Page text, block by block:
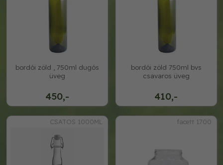
450,-
bordói zöld , 750ml dugós
üveg
410,-
bordói zöld 750ml bvs
csavaros üveg
CSATOS 1000ML facett 1700